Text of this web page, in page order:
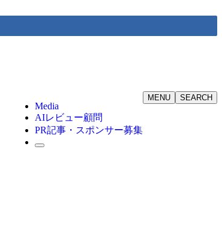
Media
AIレビュー顧問
PR記事・スポンサー募集
SEARCH
MENU